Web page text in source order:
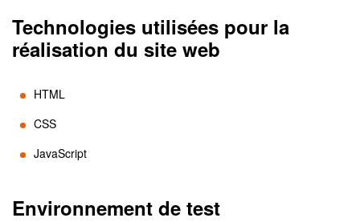
Technologies utilisées pour la
réalisation du site web
HTML
CSS
JavaScript
Environnement de test